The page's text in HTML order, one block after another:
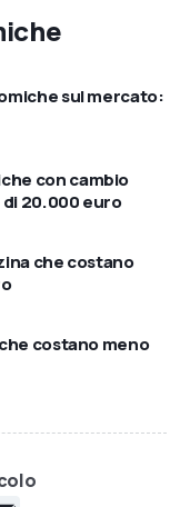
sul mercato:
con cambio
20.000 euro
che costano
costano meno